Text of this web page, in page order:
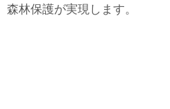
森林保護が実現します。